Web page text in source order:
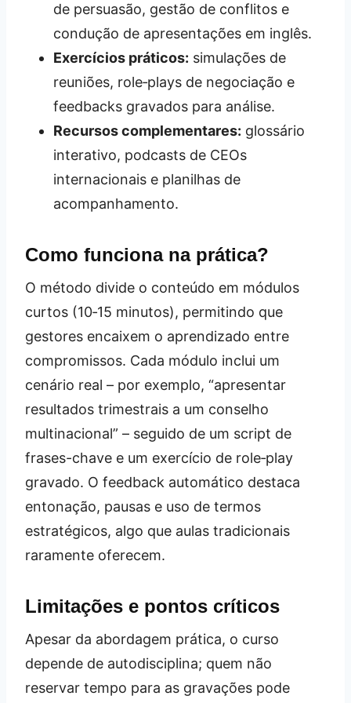
de persuasão, gestão de conflitos e
condução de apresentações em inglês.
Exercícios práticos: simulações de
reuniões, role‑plays de negociação e
feedbacks gravados para análise.
Recursos complementares: glossário
interativo, podcasts de CEOs
internacionais e planilhas de
acompanhamento.
Como funciona na prática?
O método divide o conteúdo em módulos
curtos (10‑15 minutos), permitindo que
gestores encaixem o aprendizado entre
compromissos. Cada módulo inclui um
cenário real – por exemplo, “apresentar
resultados trimestrais a um conselho
multinacional” – seguido de um script de
frases-chave e um exercício de role‑play
gravado. O feedback automático destaca
entonação, pausas e uso de termos
estratégicos, algo que aulas tradicionais
raramente oferecem.
Limitações e pontos críticos
Apesar da abordagem prática, o curso
depende de autodisciplina; quem não
reservar tempo para as gravações pode